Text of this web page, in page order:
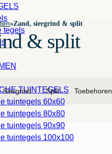
tegels
TUINTEGELS
tuintegels 60x60
tuintegels 80x80
tuintegels 90x90
tuintegels 100x100
»Zand, siergrind & split
& split
Siergrind Split Toebehoren